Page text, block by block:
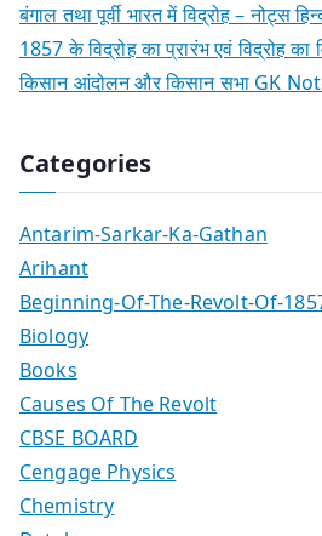
बंगाल तथा पूर्वी भारत में विद्रोह – नोट्स
1857 के विद्रोह का प्रारंभ एवं विद्रोह
किसान आंदोलन और किसान सभा GK
Categories
Antarim-Sarkar-Ka-Gathan
Arihant
Beginning-Of-The-Revolt-Of-
Biology
Books
Causes Of The Revolt
CBSE BOARD
Cengage Physics
Chemistry